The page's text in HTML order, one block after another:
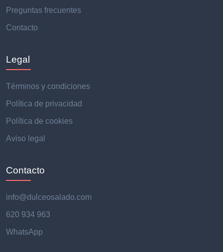
Preguntas frecuentes
Contacto
Legal
Términos y condiciones
Política de privacidad
Política de cookies
Aviso legal
Contacto
info@dulceosalado.com
620 934 963
WhatsApp